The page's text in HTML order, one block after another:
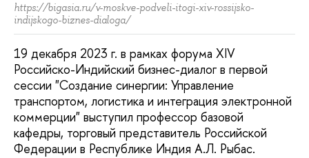
https://bigasia.ru/v-moskve-podveli-itogi-xiv-rossijsko-
indijskogo-biznes-dialoga/
19 декабря 2023 г. в рамках форума XIV
Российско-Индийский бизнес-диалог в первой
сессии "Создание синергии: Управление
транспортом, логистика и интеграция электронной
коммерции" выступил профессор базовой
кафедры, торговый представитель Российской
Федерации в Республике Индия А.Л. Рыбас.